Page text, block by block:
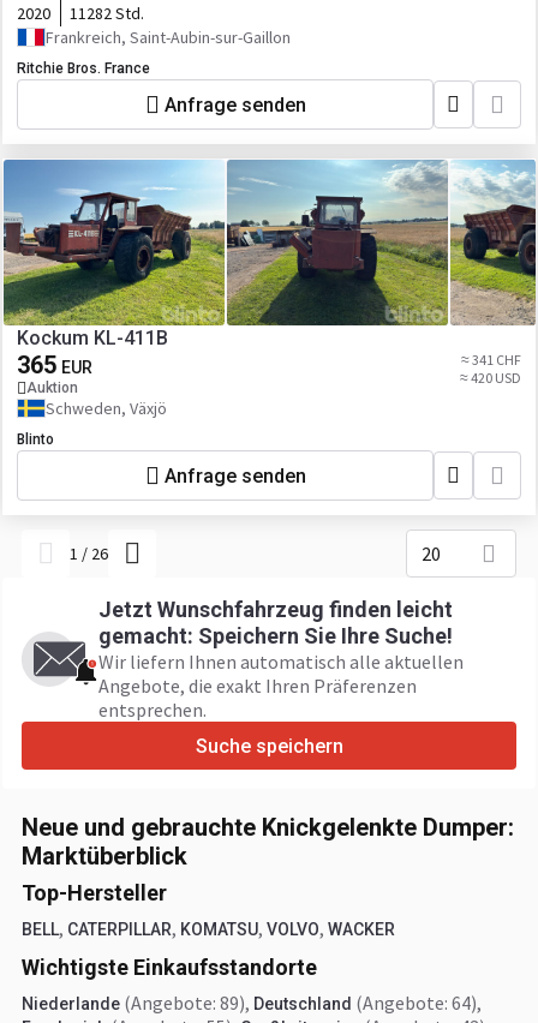
2020
11282 Std.
Frankreich, Saint-Aubin-sur-Gaillon
Ritchie Bros. France
Anfrage senden
Kockum KL-411B
365 EUR
Auktion
≈ 341 CHF
≈ 420 USD
Schweden, Växjö
Blinto
Anfrage senden
1 / 26 20
Jetzt Wunschfahrzeug finden leicht
gemacht: Speichern Sie Ihre Suche!
Wir liefern Ihnen automatisch alle aktuellen
Angebote, die exakt Ihren Präferenzen
entsprechen.
Suche speichern
Neue und gebrauchte Knickgelenkte Dumper:
Marktüberblick
Top-Hersteller
BELL, CATERPILLAR, KOMATSU, VOLVO, WACKER
Wichtigste Einkaufsstandorte
Niederlande (Angebote: 89), Deutschland (Angebote: 64),